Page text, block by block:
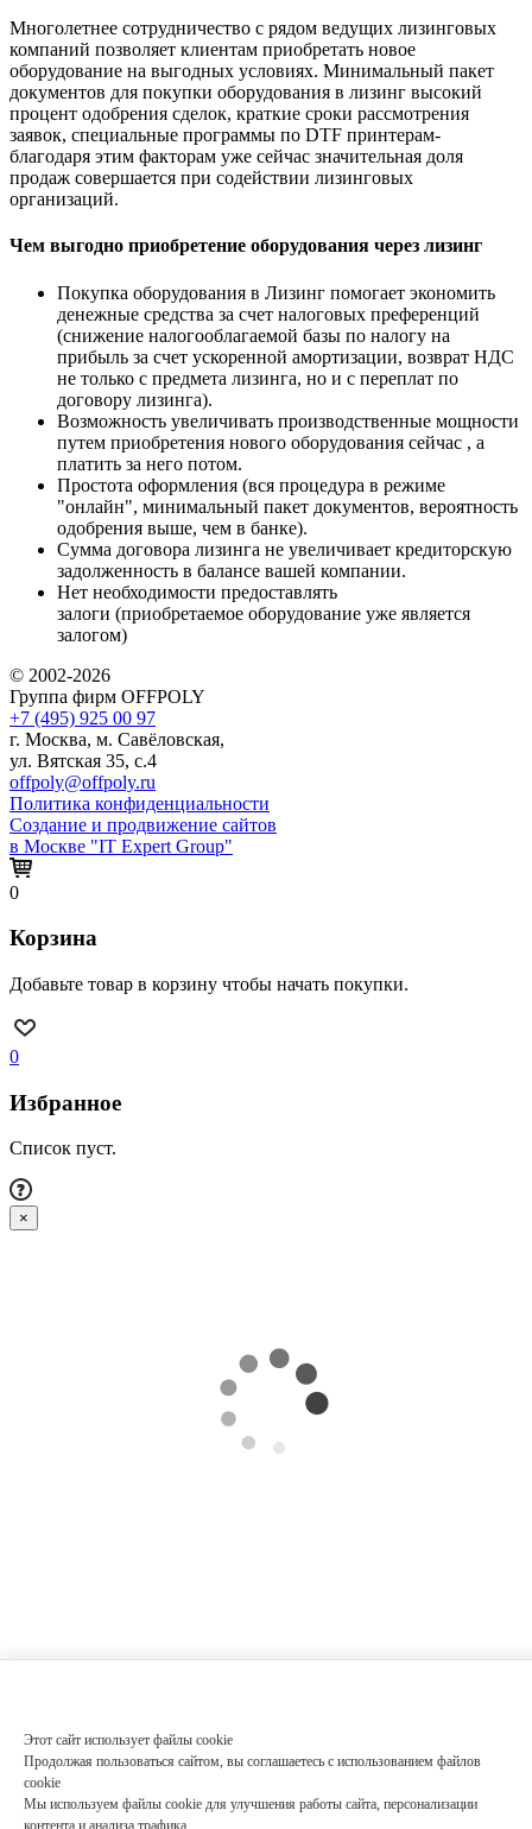
Многолетнее сотрудничество с рядом ведущих лизинговых
компаний позволяет клиентам приобретать новое
оборудование на выгодных условиях. Минимальный пакет
документов для покупки оборудования в лизинг высокий
процент одобрения сделок, краткие сроки рассмотрения
заявок, специальные программы по DTF принтерам-
благодаря этим факторам уже сейчас значительная доля
продаж совершается при содействии лизинговых
организаций.
Чем выгодно приобретение оборудования через лизинг
Покупка оборудования в Лизинг помогает экономить
денежные средства за счет налоговых преференций
(снижение налогооблагаемой базы по налогу на
прибыль за счет ускоренной амортизации, возврат НДС
не только с предмета лизинга, но и с переплат по
договору лизинга).
Возможность увеличивать производственные мощности
путем приобретения нового оборудования сейчас , а
платить за него потом.
Простота оформления (вся процедура в режиме
"онлайн", минимальный пакет документов, вероятность
одобрения выше, чем в банке).
Сумма договора лизинга не увеличивает кредиторскую
задолженность в балансе вашей компании.
Нет необходимости предоставлять
залоги (приобретаемое оборудование уже является
залогом)
© 2002-2026
Группа фирм OFFPOLY
+7 (495) 925 00 97
г. Москва, м. Савёловская,
ул. Вятская 35, с.4
offpoly@offpoly.ru
Политика конфиденциальности
Создание и продвижение сайтов
в Москве "IT Expert Group"
Этот сайт использует файлы cookie
Продолжая пользоваться сайтом, вы соглашаетесь с использованием файлов
cookie
Мы используем файлы cookie для улучшения работы сайта, персонализации
контента и анализа трафика
0
Корзина
Добавьте товар в корзину чтобы начать покупки.
0
Избранное
Список пуст.
×